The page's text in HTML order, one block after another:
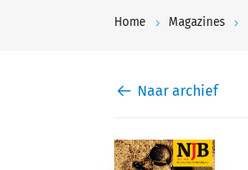
Home Magazines
Naar archief